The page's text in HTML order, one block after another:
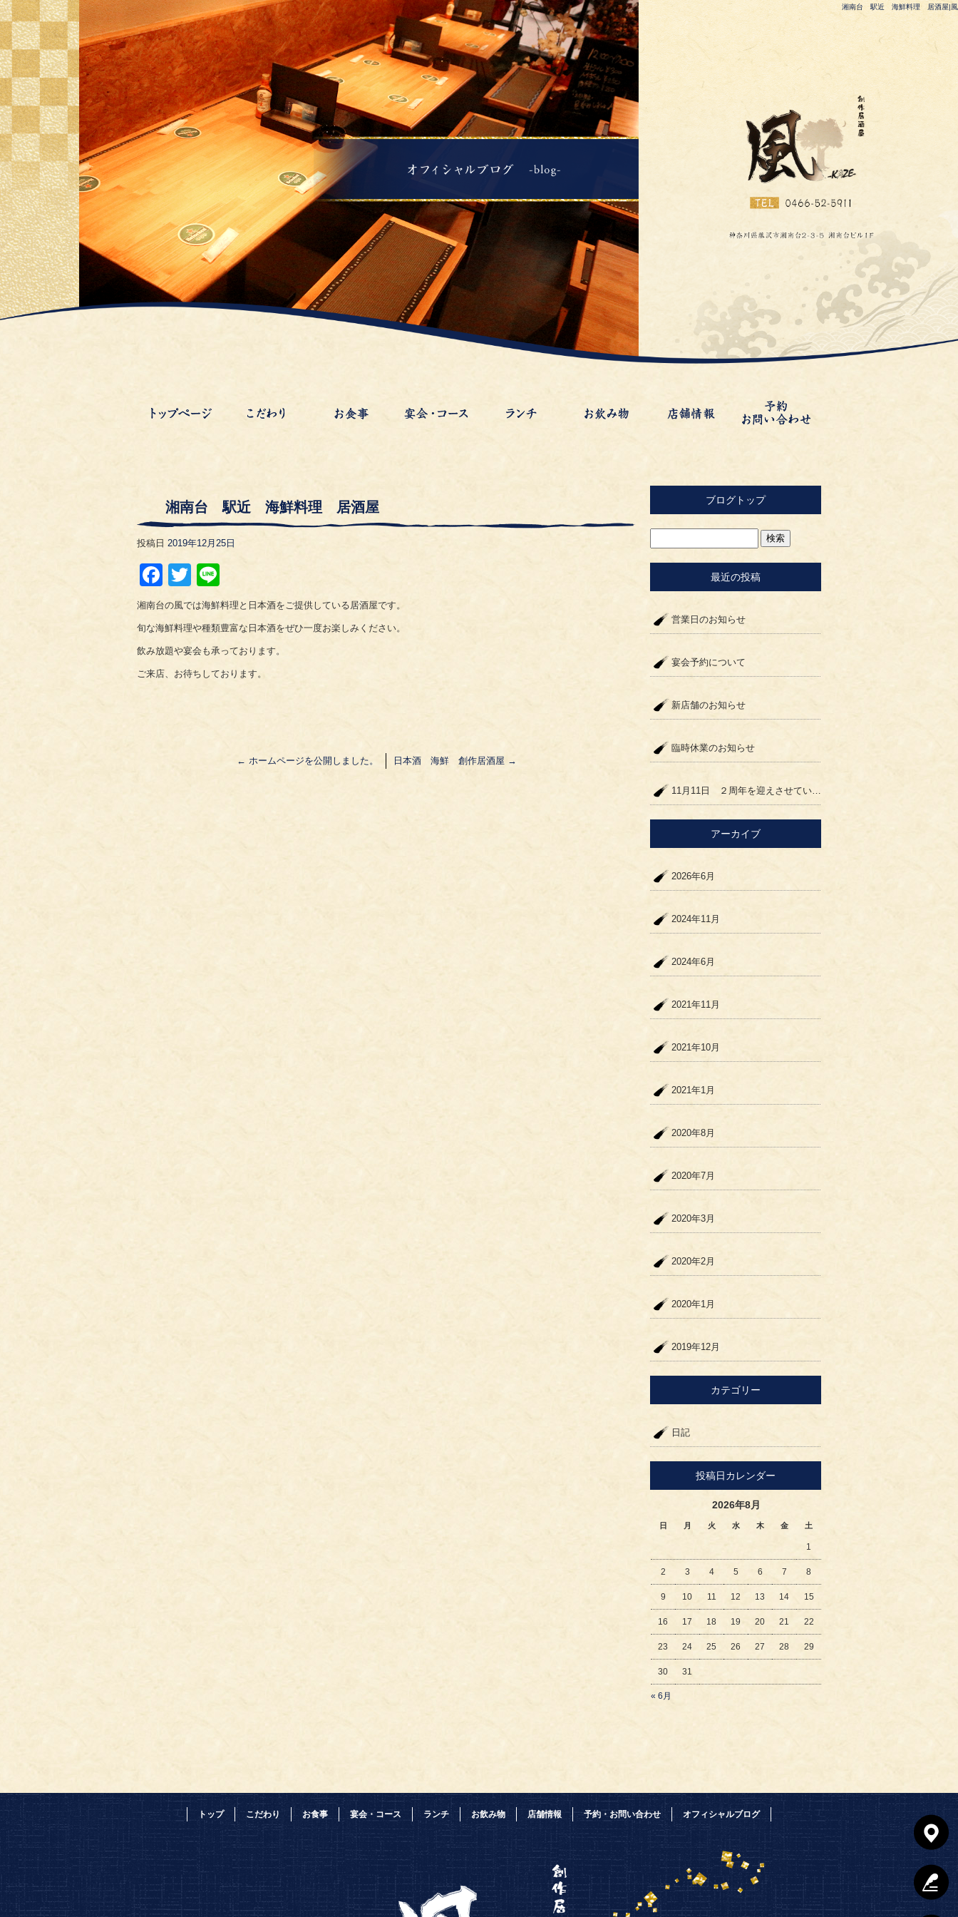
湘南台 駅近 海鮮料理 居酒屋|風
湘南台 駅近 海鮮料理 居酒屋
投稿日 2019年12月25日
Facebook
Twitter
湘南台の風では海鮮料理と日本酒をご提供している居酒屋です。
旬な海鮮料理や種類豊富な日本酒をぜひ一度お楽しみください。
飲み放題や宴会も承っております。
ご来店、お待ちしております。
← ホームページを公開しました。 日本酒 海鮮 創作居酒屋 →
ブログトップ
最近の投稿
営業日のお知らせ
宴会予約について
新店舗のお知らせ
臨時休業のお知らせ
11月11日 ２周年を迎えさせていただきます！
アーカイブ
2026年6月
2024年11月
2024年6月
2021年11月
2021年10月
2021年1月
2020年8月
2020年7月
2020年3月
2020年2月
2020年1月
2019年12月
カテゴリー
日記
投稿日カレンダー
2026年8月
日 月 火 水 木 金 土
« 6月
1
2 3 4 5 6 7 8
9 10 11 12 13 14 15
16 17 18 19 20 21 22
23 24 25 26 27 28 29
30 31
トップ こだわり お食事 宴会・コース ランチ お飲み物 店舗情報 予約・お問い合わせ オフィシャルブログ